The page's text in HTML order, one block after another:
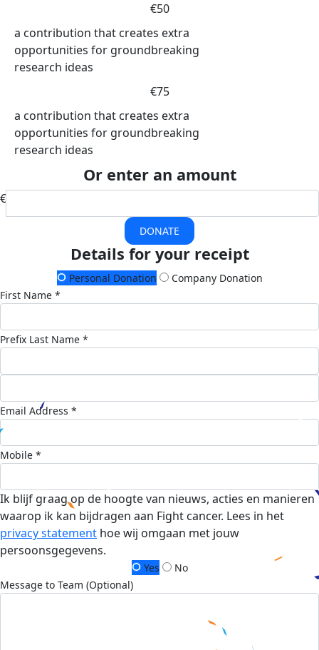
€50
a contribution that creates extra
opportunities for groundbreaking
research ideas
€75
a contribution that creates extra
opportunities for groundbreaking
research ideas
Or enter an amount
€
DONATE
Details for your receipt
Personal Donation
Company Donation
First Name *
Prefix Last Name *
Email Address *
Mobile *
Ik blijf graag op de hoogte van nieuws, acties en manieren
waarop ik kan bijdragen aan Fight cancer. Lees in het
privacy statement hoe wij omgaan met jouw
persoonsgegevens.
Yes
No
Message to Team (Optional)